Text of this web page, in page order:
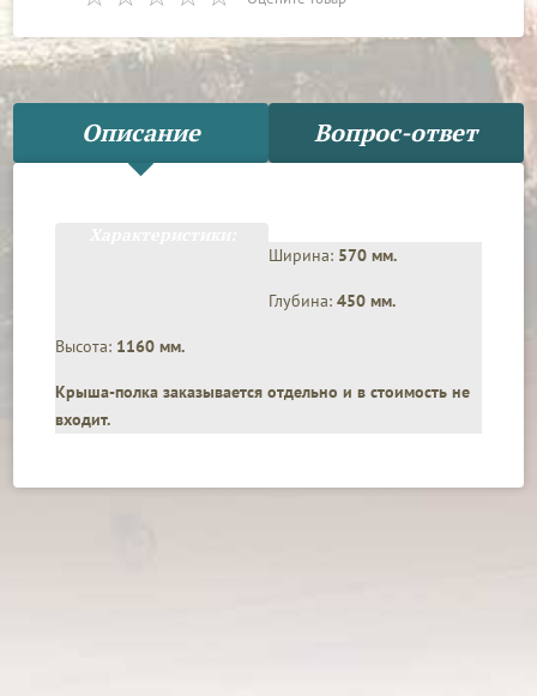
Описание Вопрос-ответ
Ширина: 570 мм.
Глубина: 450 мм.
Высота: 1160 мм.
Крыша-полка заказывается отдельно и в стоимость не
входит.